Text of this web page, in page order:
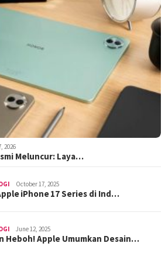
2026
Meluncur: Laya…
October 17, 2025
iPhone 17 Series di Ind…
June 12, 2025
Heboh! Apple Umumkan Desain…